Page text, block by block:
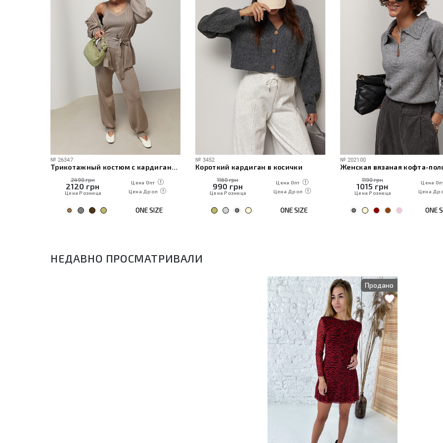
№ 26347
Трикотажный костюм с кардиганом, топом и брюками
2490 грн
2120 грн
Цена Розница
Цена Опт
Цена Дроп
ONE SIZE
№ 3452
Короткий кардиган в косички
1160 грн
990 грн
Цена Розница
Цена Опт
Цена Дроп
ONE SIZE
№ 202100
1190 грн
1015 грн
Цена Розница
Цена
Цена
ONE
НЕДАВНО ПРОСМАТРИВАЛИ
Продано